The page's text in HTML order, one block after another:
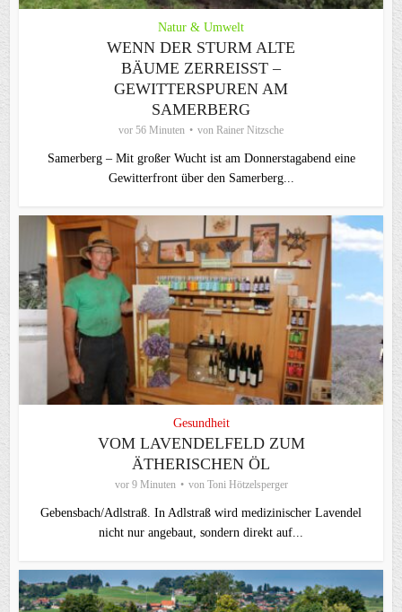
Natur & Umwelt
WENN DER STURM ALTE
BÄUME ZERREISST – G
EWITTERSPUREN AM S
AMERBERG
vor 56 Minuten von Rainer Nitzsche
Samerberg – Mit großer Wucht ist am Donnerstagabend eine
Gewitterfront über den Samerberg...
Gesundheit
VOM LAVENDELFELD ZUM
ÄTHERISCHEN ÖL
vor 9 Minuten von Toni Hötzelsperger
Gebensbach/Adlstraß. In Adlstraß wird medizinischer Lavendel
nicht nur angebaut, sondern direkt auf...